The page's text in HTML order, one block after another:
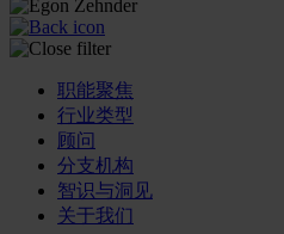
职能聚焦
行业类型
顾问
分支机构
智识与洞见
关于我们